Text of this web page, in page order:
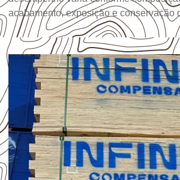
acabamento, exposição e conservação